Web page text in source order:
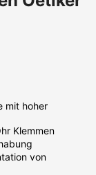
mit hoher
Klemmen
von